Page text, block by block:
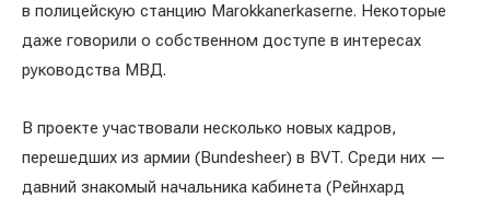
в полицейскую станцию Marokkanerkaserne. Некоторые
даже говорили о собственном доступе в интересах
руководства МВД.
В проекте участвовали несколько новых кадров,
перешедших из армии (Bundesheer) в BVT. Среди них —
давний знакомый начальника кабинета (Рейнхард